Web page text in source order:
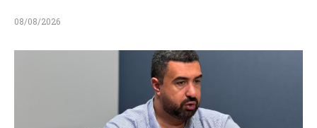
08/08/2026